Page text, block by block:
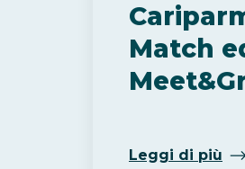
Match
Leggi di più